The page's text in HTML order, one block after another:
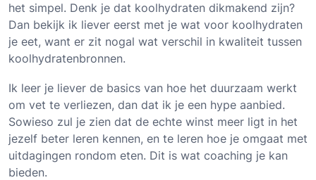
het simpel. Denk je dat koolhydraten dikmakend zijn?
Dan bekijk ik liever eerst met je wat voor koolhydraten
je eet, want er zit nogal wat verschil in kwaliteit tussen
koolhydratenbronnen.
Ik leer je liever de basics van hoe het duurzaam werkt
om vet te verliezen, dan dat ik je een hype aanbied.
Sowieso zul je zien dat de echte winst meer ligt in het
jezelf beter leren kennen, en te leren hoe je omgaat met
uitdagingen rondom eten. Dit is wat coaching je kan
bieden.